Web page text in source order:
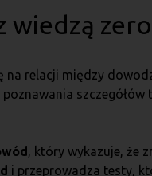
wiedzą
na relacji między
szczegółów
, który wykazuje, że
i przeprowadza testy,